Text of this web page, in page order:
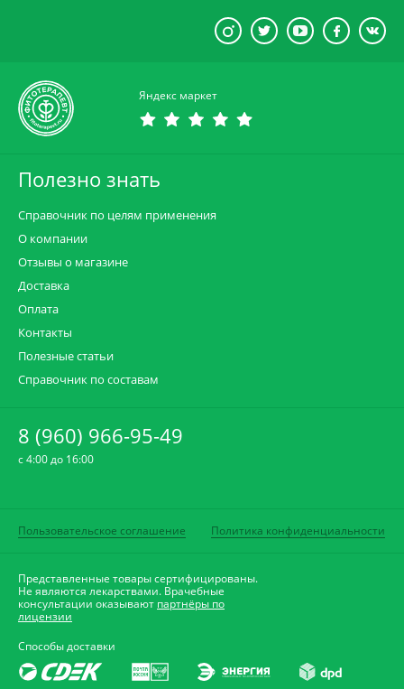
Яндекс маркет
Полезно знать
Справочник по целям применения
О компании
Отзывы о магазине
Доставка
Оплата
Контакты
Полезные статьи
Справочник по составам
8 (960) 966-95-49
c 4:00 до 16:00
Пользовательское соглашение Политика конфиденциальности
Представленные товары сертифицированы.
Не являются лекарствами. Врачебные
консультации оказывают партнёры по
лицензии
Способы доставки